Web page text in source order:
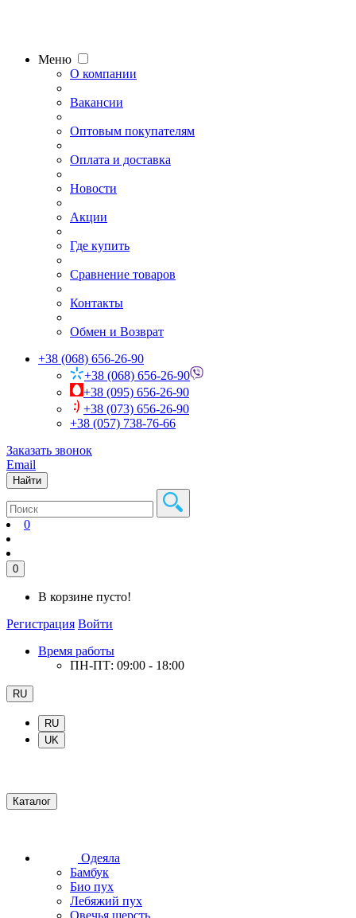
Меню
О компании
Вакансии
Оптовым покупателям
Оплата и доставка
Новости
Акции
Где купить
Сравнение товаров
Контакты
Обмен и Возврат
+38 (068) 656-26-90
+38 (068) 656-26-90
+38 (095) 656-26-90
+38 (073) 656-26-90
+38 (057) 738-76-66
Заказать звонок
Email
Найти
0
0
В корзине пусто!
Регистрация Войти
Время работы
ПН-ПТ: 09:00 - 18:00
RU
RU
UK
Каталог
Одеяла
Бамбук
Био пух
Лебяжий пух
Овечья шерсть